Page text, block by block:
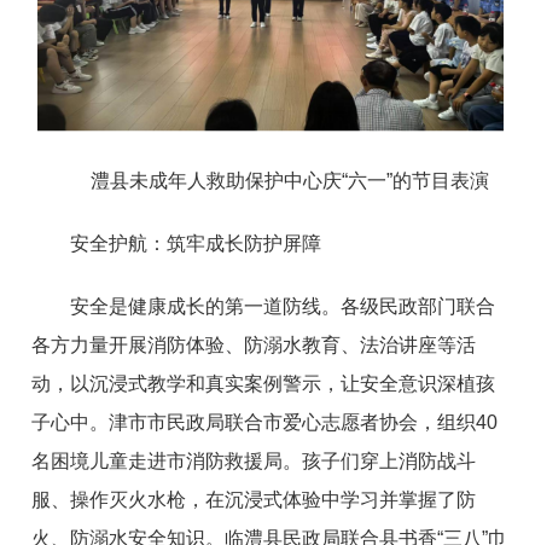
澧县未成年人救助保护中心庆“六一”的节目表演
安全护航：筑牢成长防护屏障
安全是健康成长的第一道防线。各级民政部门联合
各方力量开展消防体验、防溺水教育、法治讲座等活
动，以沉浸式教学和真实案例警示，让安全意识深植孩
子心中。津市市民政局联合市爱心志愿者协会，组织40
名困境儿童走进市消防救援局。孩子们穿上消防战斗
服、操作灭火水枪，在沉浸式体验中学习并掌握了防
火、防溺水安全知识。临澧县民政局联合县书香“三八”巾